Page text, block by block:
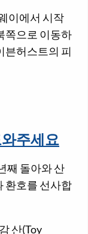
이에서 시작
쪽으로 이동하
븐허스트의 피
주세요
째 돌아와 산
환호를 선사합
산(Toy